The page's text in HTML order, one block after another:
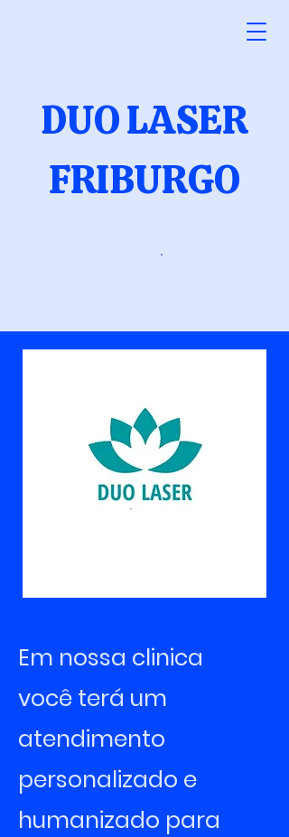
DUO LASER
FRIBURGO
Em nossa clinica
você terá um
atendimento
personalizado e
humanizado para